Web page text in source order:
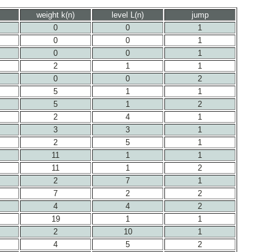
weight k(n) level L(n)
jump
0 0
1
0 0
1
0 0
1
2 1
1
0 0
2
5 1
1
5 1
2
2 4
1
3 3
1
2 5
1
11 1
1
11 1
2
2 7
1
7 2
2
4 4
2
19 1
1
2 10
1
4 5
2